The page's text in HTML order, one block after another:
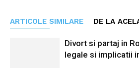
ARTICOLE SIMILARE DE LA
Divort si partaj in
legale si implicatii